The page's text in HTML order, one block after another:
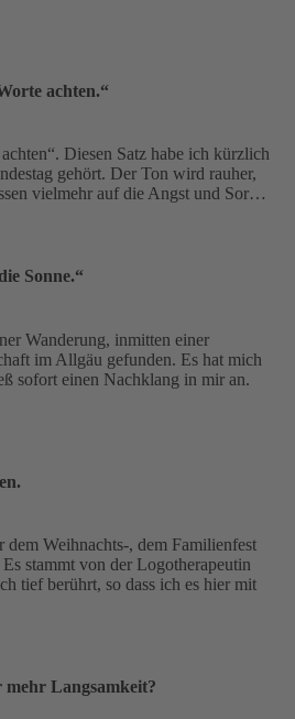
achten.“
Diesen Satz habe ich kürzlich
gehört. Der Ton wird rauher,
vielmehr auf die Angst und Sor…
Sonne.“
Wanderung, inmitten einer
im Allgäu gefunden. Es hat mich
sofort einen Nachklang in mir an.
Weihnachts-, dem Familienfest
stammt von der Logotherapeutin
tief berührt, so dass ich es hier mit
Langsamkeit?